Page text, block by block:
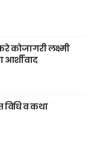
कोजागरी लक्ष्मी
आर्शीवाद
विधि व कथा